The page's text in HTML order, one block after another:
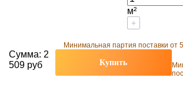
м²
+
Минимальная партия поставки от
Сумма: 2
509 руб
Купить